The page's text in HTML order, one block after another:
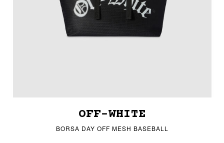
OFF-WHITE
BORSA DAY OFF MESH BASEBALL